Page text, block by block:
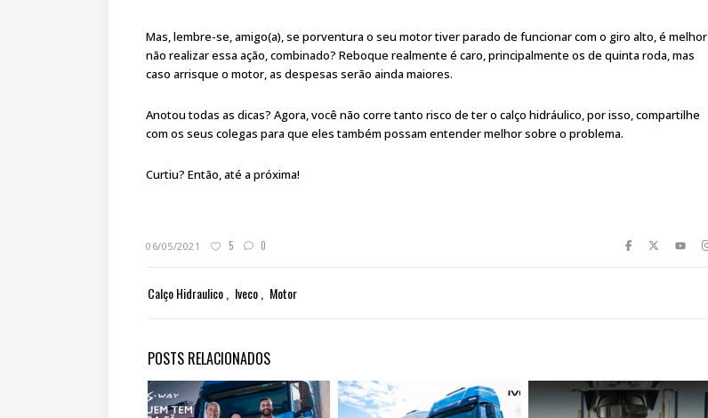
Mas, lembre-se, amigo(a), se porventura o seu motor tiver parado de funcionar com o giro alto, é melhor
não realizar essa ação, combinado? Reboque realmente é caro, principalmente os de quinta roda, mas
caso arrisque o motor, as despesas serão ainda maiores.
Anotou todas as dicas? Agora, você não corre tanto risco de ter o calço hidráulico, por isso, compartilhe
com os seus colegas para que eles também possam entender melhor sobre o problema.
Curtiu? Então, até a próxima!
06/05/2021 5 0
Calço Hidraulico Iveco Motor
POSTS RELACIONADOS